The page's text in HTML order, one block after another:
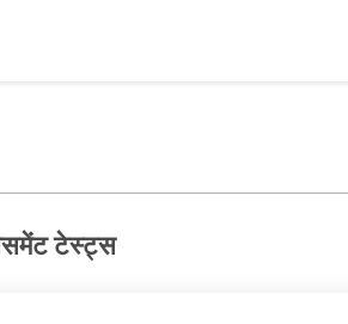
टेस्ट्स